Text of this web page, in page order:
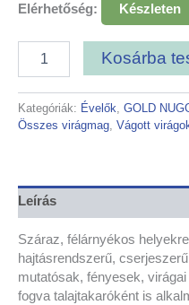
Elérhetőség: Készleten
Kosárba
Kategóriák: Évelők GOLD
Összes virágmag Vágott
Leírás
Száraz, félárnyékos
hajtásrendszerű,
mutatósak, fényesek,
fogva talajtakaróként is